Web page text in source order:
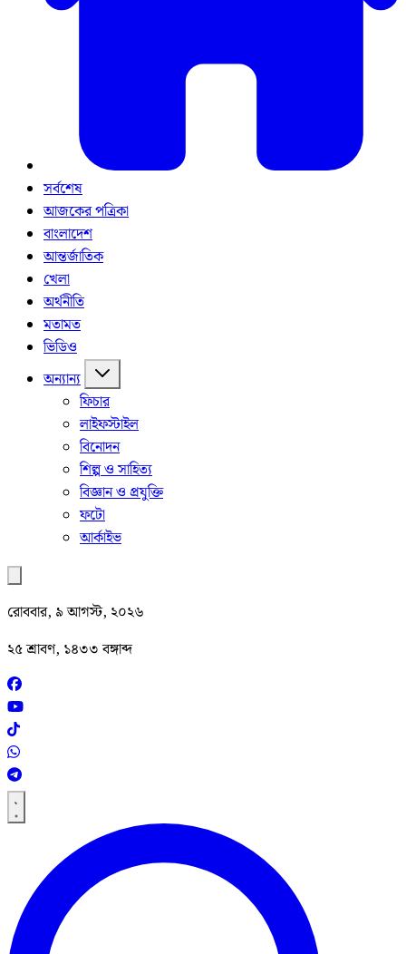
সর্বশেষ
আজকের পত্রিকা
বাংলাদেশ
আন্তর্জাতিক
খেলা
অর্থনীতি
মতামত
ভিডিও
অন্যান্য
ফিচার
লাইফস্টাইল
বিনোদন
শিল্প ও সাহিত্য
বিজ্ঞান ও প্রযুক্তি
ফটো
আর্কাইভ
রোববার, ৯ আগস্ট, ২০২৬
২৫ শ্রাবণ, ১৪৩৩ বঙ্গাব্দ